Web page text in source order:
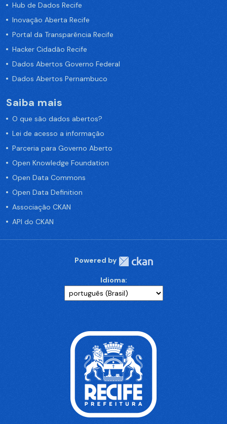
Hub de Dados Recife
Inovação Aberta Recife
Portal da Transparência Recife
Hacker Cidadão Recife
Dados Abertos Governo Federal
Dados Abertos Pernambuco
Saiba mais
O que são dados abertos?
Lei de acesso a informação
Parceria para Governo Aberto
Open Knowledge Foundation
Open Data Commons
Open Data Definition
Associação CKAN
API do CKAN
Powered by
Idioma